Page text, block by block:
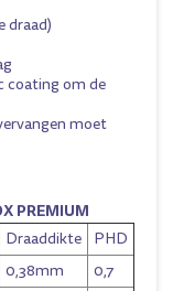
draad)
coating om de
moet
PREMIUM
Draaddikte
PHD
0,38mm
0,7